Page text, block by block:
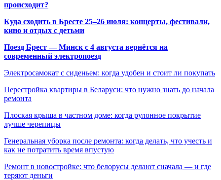
происходит?
Куда сходить в Бресте 25–26 июля: концерты, фестивали,
кино и отдых с детьми
Поезд Брест — Минск с 4 августа вернётся на
современный электропоезд
Электросамокат с сиденьем: когда удобен и стоит ли покупать
Перестройка квартиры в Беларуси: что нужно знать до начала
ремонта
Плоская крыша в частном доме: когда рулонное покрытие
лучше черепицы
Генеральная уборка после ремонта: когда делать, что учесть и
как не потратить время впустую
Ремонт в новостройке: что белорусы делают сначала — и где
теряют деньги